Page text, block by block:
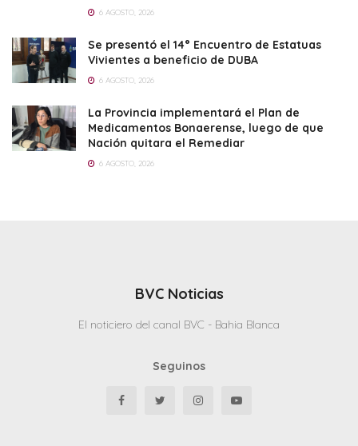
6 AGOSTO, 2026
Se presentó el 14° Encuentro de Estatuas
Vivientes a beneficio de DUBA
6 AGOSTO, 2026
La Provincia implementará el Plan de
Medicamentos Bonaerense, luego de que
Nación quitara el Remediar
6 AGOSTO, 2026
BVC Noticias
El noticiero del canal BVC - Bahia Blanca
Seguinos